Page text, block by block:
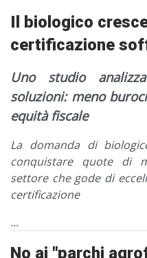
Il biologico
certificazione
Uno studio
soluzioni: meno
equità fiscale
La domanda di
conquistare quote di
settore che gode di
certificazione
...
No ai "parchi